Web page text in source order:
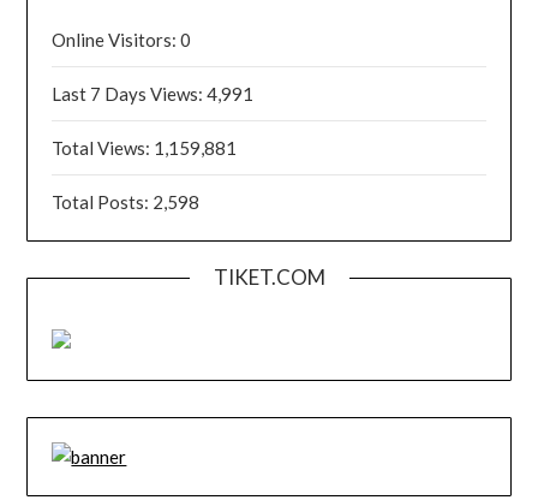
Online Visitors:0
Last 7 Days Views:4,991
Total Views: 1,159,881
Total Posts: 2,598
TIKET.COM